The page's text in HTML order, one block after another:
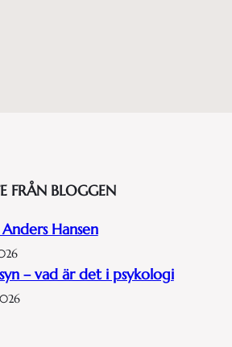
FRÅN BLOGGEN
Hansen
– vad är det i psykologi